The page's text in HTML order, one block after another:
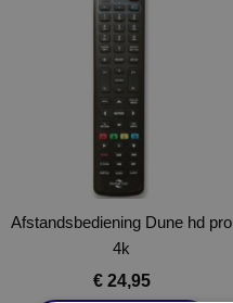
Afstandsbediening Dune hd pro
4k
€24,95
product
heeft
meerdere
variaties.
Deze
optie
kan
gekozen
worden
op
de